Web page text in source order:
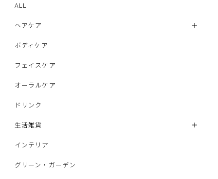
ALL
ヘアケア
ボディケア
フェイスケア
オーラルケア
ドリンク
生活雑貨
インテリア
グリーン・ガーデン